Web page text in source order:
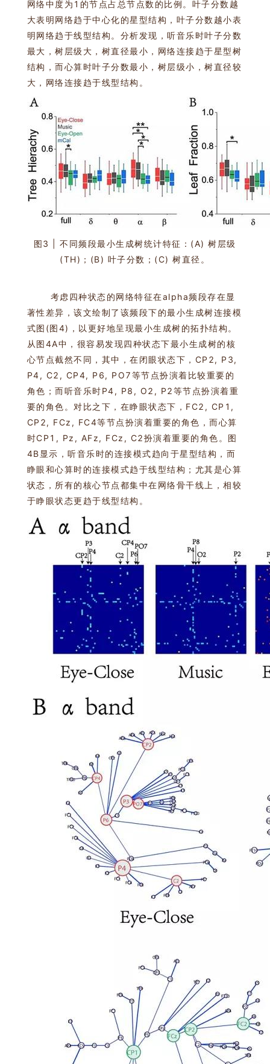
网络中度为1的节点占总节点数的比例。叶子分数越
大表明网络趋于中心化的星型结构，叶子分数越小表
明网络趋于线型结构。分析发现，听音乐时叶子分数
最大，树层级大，树直径最小，网络连接趋于星型树
结构，而心算时叶子分数最小，树层级小，树直径较
大，网络连接趋于线型结构。
图3 | 不同频段最小生成树统计特征：(A) 树层级
(TH)；(B) 叶子分数；(C) 树直径。
考虑四种状态的网络特征在alpha频段存在显
著性差异，该文绘制了该频段下的最小生成树连接模
式图(图4)，以更好地呈现最小生成树的拓扑结构。
从图4A中，很容易发现四种状态下最小生成树的核
心节点截然不同，其中，在闭眼状态下，CP2, P3,
P4, C2, CP4, P6, PO7等节点扮演着比较重要的
角色；而听音乐时P4, P8, O2, P2等节点扮演着重
要的角色。对比之下，在睁眼状态下，FC2, CP1,
CP2, FCz, FC4等节点扮演着重要的角色，而心算
时CP1, Pz, AFz, FCz, C2扮演着重要的角色。图
4B显示，听音乐时的连接模式趋向于星型结构，而
睁眼和心算时的连接模式趋于线型结构；尤其是心算
状态，所有的核心节点都集中在网络骨干线上，相较
于睁眼状态更趋于线型结构。